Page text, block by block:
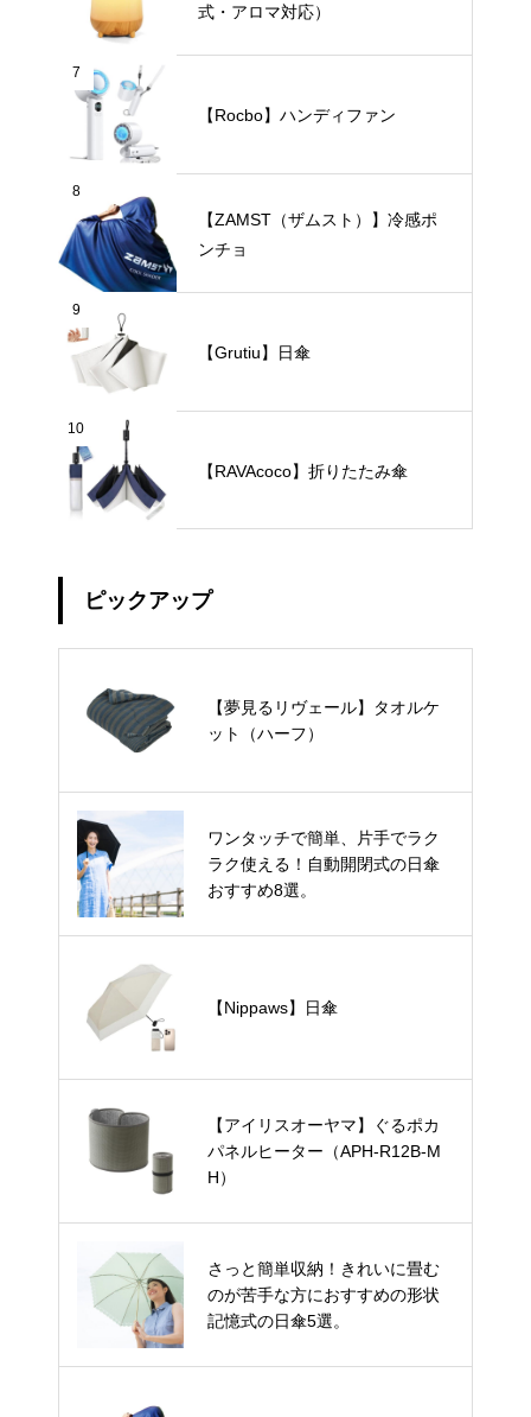
式・アロマ対応）
7
【Rocbo】ハンディファン
8
【ZAMST（ザムスト）】冷感ポ
ンチョ
9
【Grutiu】日傘
10
【RAVAcoco】折りたたみ傘
ピックアップ
【夢見るリヴェール】タオルケ
ット（ハーフ）
ワンタッチで簡単、片手でラク
ラク使える！自動開閉式の日傘
おすすめ8選。
【Nippaws】日傘
【アイリスオーヤマ】ぐるポカ
パネルヒーター（APH-R12B-M
H）
さっと簡単収納！きれいに畳む
のが苦手な方におすすめの形状
記憶式の日傘5選。